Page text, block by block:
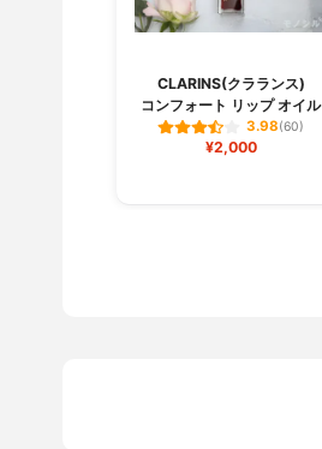
CLARINS(クラランス)
コンフォート リップ オイル
3.98(60)
¥2,000